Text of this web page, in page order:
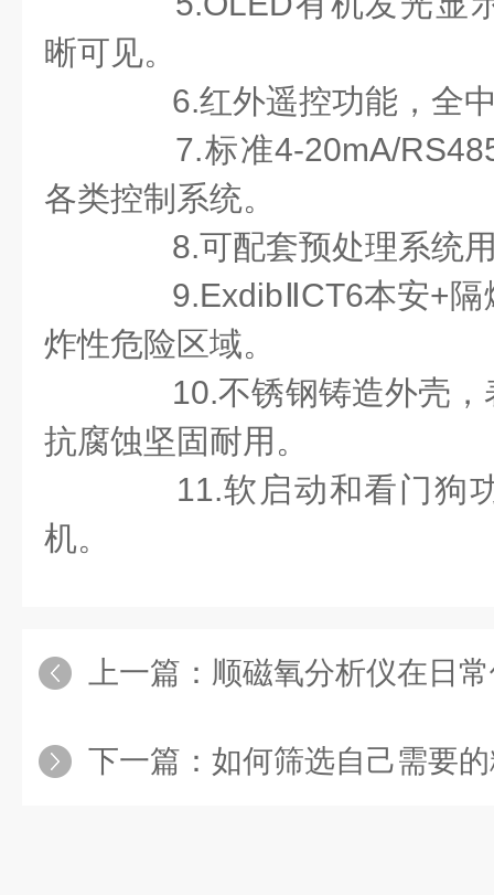
晰可见。
6.红外遥控功能，全中
7.标准4-20mA/
各类控制系统。
8.可配套预处理系统用
9.ExdibⅡCT6本安+隔
炸性危险区域。
10.不锈钢铸造外壳，
抗腐蚀坚固耐用。
11.软启动和看门狗功
机。
上一篇： 顺磁氧分析仪在日
下一篇： 如何筛选自己需要